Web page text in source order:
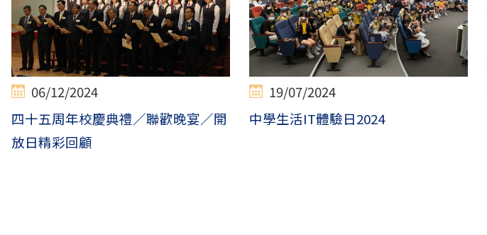
06/12/2024
四十五周年校慶典禮／聯歡晚宴／開
放日精彩回顧
19/07/2024
中學生活IT體驗日2024